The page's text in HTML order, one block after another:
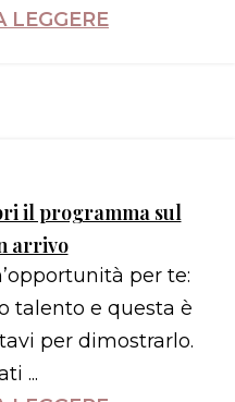
LEGGERE
il programma sul
arrivo
per te:
talento e questa è
per dimostrarlo.
...